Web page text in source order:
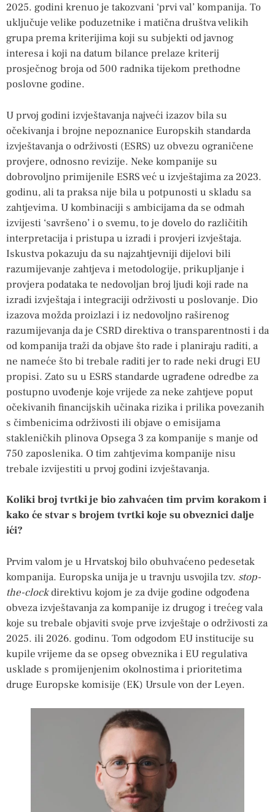
2025. godini krenuo je takozvani ‘prvi val’ kompanija. To
uključuje velike poduzetnike i matična društva velikih
grupa prema kriterijima koji su subjekti od javnog
interesa i koji na datum bilance prelaze kriterij
prosječnog broja od 500 radnika tijekom prethodne
poslovne godine.
U prvoj godini izvještavanja najveći izazov bila su
očekivanja i brojne nepoznanice Europskih standarda
izvještavanja o održivosti (ESRS) uz obvezu ograničene
provjere, odnosno revizije. Neke kompanije su
dobrovoljno primijenile ESRS već u izvještajima za 2023.
godinu, ali ta praksa nije bila u potpunosti u skladu sa
zahtjevima. U kombinaciji s ambicijama da se odmah
izvijesti ‘savršeno’ i o svemu, to je dovelo do različitih
interpretacija i pristupa u izradi i provjeri izvještaja.
Iskustva pokazuju da su najzahtjevniji dijelovi bili
razumijevanje zahtjeva i metodologije, prikupljanje i
provjera podataka te nedovoljan broj ljudi koji rade na
izradi izvještaja i integraciji održivosti u poslovanje. Dio
izazova možda proizlazi i iz nedovoljno raširenog
razumijevanja da je CSRD direktiva o transparentnosti i da
od kompanija traži da objave što rade i planiraju raditi, a
ne nameće što bi trebale raditi jer to rade neki drugi EU
propisi. Zato su u ESRS standarde ugrađene odredbe za
postupno uvođenje koje vrijede za neke zahtjeve poput
očekivanih financijskih učinaka rizika i prilika povezanih
s čimbenicima održivosti ili objave o emisijama
stakleničkih plinova Opsega 3 za kompanije s manje od
750 zaposlenika. O tim zahtjevima kompanije nisu
trebale izvijestiti u prvoj godini izvještavanja.
Koliki broj tvrtki je bio zahvaćen tim prvim korakom i
kako će stvar s brojem tvrtki koje su obveznici dalje
ići?
Prvim valom je u Hrvatskoj bilo obuhvaćeno pedesetak
kompanija. Europska unija je u travnju usvojila tzv. stop-
the-clockdirektivu kojom je za dvije godine odgođena
obveza izvještavanja za kompanije iz drugog i trećeg vala
koje su trebale objaviti svoje prve izvještaje o održivosti za
2025. ili 2026. godinu. Tom odgodom EU institucije su
kupile vrijeme da se opseg obveznika i EU regulativa
usklade s promijenjenim okolnostima i prioritetima
druge Europske komisije (EK) Ursule von der Leyen.